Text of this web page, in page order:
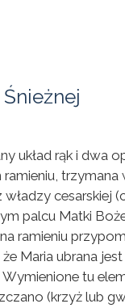
układ rąk i dwa
trzymana
cesarskiej
palcu Matki
ramieniu
Maria ubrana
tu
(krzyż lub